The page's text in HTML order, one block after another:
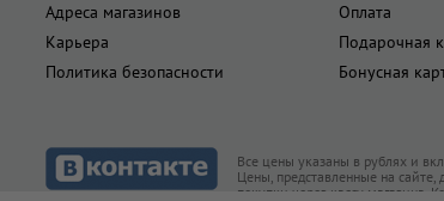
Адреса магазинов
Карьера
Политика безопасности
Оплата
Подарочная
Бонусная
Все цены указаны в рублях и
Цены, представленные на
покупки через кассу магазина.